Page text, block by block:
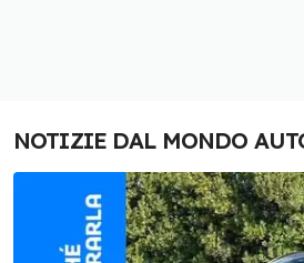
NOTIZIE DAL MONDO